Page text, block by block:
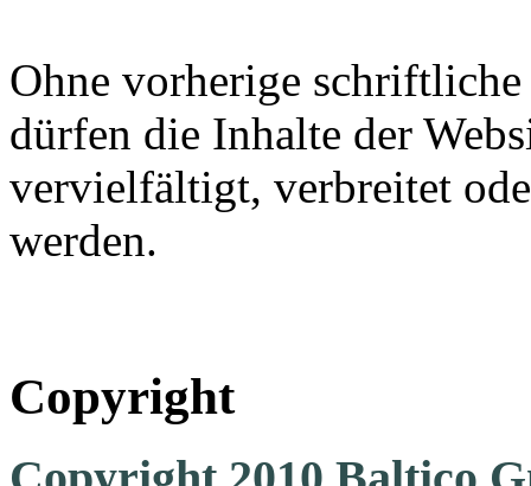
Ohne vorherige
dürfen die Inhalte der
vervielfältigt, verbreitet
werden.
Copyright